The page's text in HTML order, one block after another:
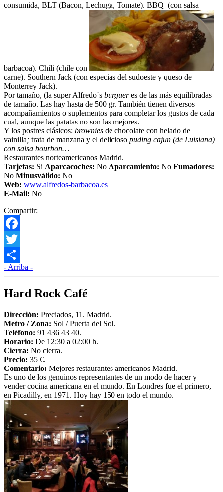
consumida, BLT (Bacon, Lechuga, Tomate). BBQ (con salsa
barbacoa). Chili (chile con
carne). Southern Jack (con especias del sudoeste y queso de
Monterrey Jack).
Por tamaño, (la super Alfredo´s burgueres de las más equilibradas
de tamaño. Las hay hasta de 500 gr. También tienen diversos
acompañamientos o suplementos para completar los gustos de cada
cual, aunque las patatas no son las mejores.
Y los postres clásicos: brownies de chocolate con helado de
vainilla; trata de manzana y el delicioso puding cajun (de Luisiana)
con salsa bourbon…
Restaurantes norteamericanos Madrid.
Tarjetas: Si Aparcacoches: No Aparcamiento: No Fumadores:
No Minusválido: No
Web: www.alfredos-barbacoa.es
E-Mail: No
Compartir:
Facebook
Twitter
Compartir
- Arriba -
Hard Rock Café
Dirección: Preciados, 11. Madrid.
Metro / Zona: Sol / Puerta del Sol.
Teléfono: 91 436 43 40.
Horario: De 12:30 a 02:00 h.
Cierra: No cierra.
Precio: 35 €.
Comentario: Mejores restaurantes americanos Madrid.
Es uno de los genuinos representantes de un modo de hacer y
vender cocina americana en el mundo. En Londres fue el primero,
en Picadilly, en 1971. Hoy hay 150 en todo el mundo.